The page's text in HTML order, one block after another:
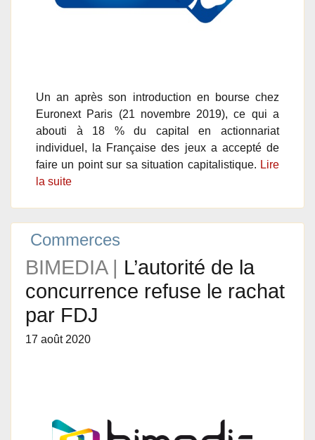
Un an après son introduction en bourse chez
Euronext Paris (21 novembre 2019), ce qui a
abouti à 18 % du capital en actionnariat
individuel, la Française des jeux a accepté de
faire un point sur sa situation capitalistique. Lire
la suite
Commerces
BIMEDIA | L’autorité de la
concurrence refuse le rachat
par FDJ
17 août 2020